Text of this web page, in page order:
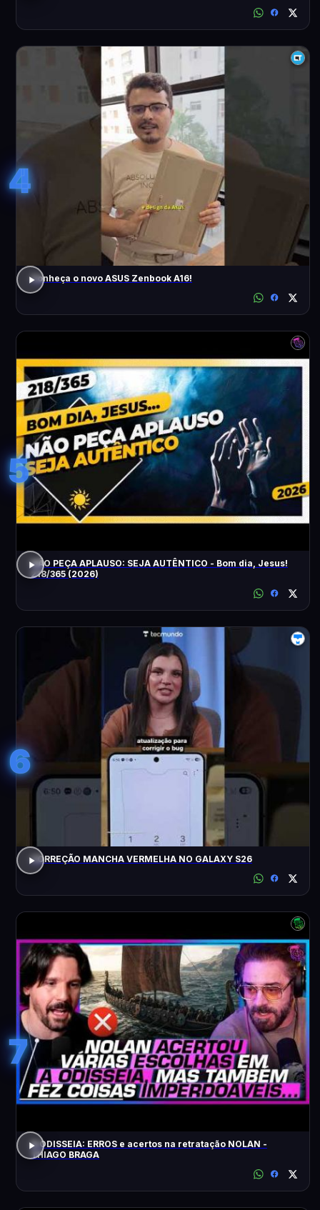
4
Conheça o novo ASUS Zenbook A16!
5
NÃO PEÇA APLAUSO: SEJA AUTÊNTICO - Bom dia, Jesus!
218/365 (2026)
6
CORREÇÃO MANCHA VERMELHA NO GALAXY S26
7
A ODISSEIA: ERROS e acertos na retratação NOLAN -
THIAGO BRAGA